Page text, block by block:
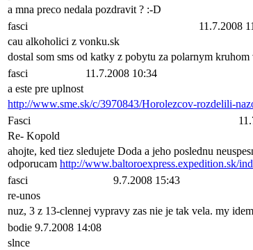
a mna preco nedala pozdravit ? :-D
fasci
11.7.2008
cau alkoholici z vonku.sk
dostal som sms od katky z pobytu za polarnym
fasci
11.7.2008 10:34
a este pre uplnost
http://www.sme.sk/c/3970843/Horolezcov-rozdelili-
Fasci
Re- Kopold
ahojte, ked tiez sledujete Doda a jeho poslednu
odporucam http://www.baltoroexpress.expedition.sk/
fasci
9.7.2008 15:43
re-unos
nuz, 3 z 13-clennej vypravy zas nie je tak vela. my
bodie 9.7.2008 14:08
slnce